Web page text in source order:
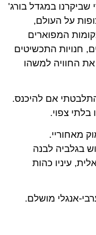
שביקרנו במגדל בורג'
על העולם,
המפוארים
חנויות התכשיטים
את החוויה למשהו
אם להיכנס.
צפוי.
מאחוריי.
בגלביה לבנה
עיניו כהות
אנגלי מושלם.